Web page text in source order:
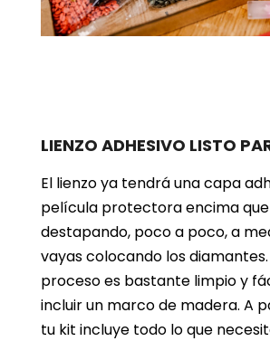
LIENZO ADHESIVO LISTO
El lienzo ya tendrá una capa
película protectora encima
destapando, poco a poco, a
vayas colocando los
proceso es bastante limpio y
incluir un marco de madera. A
tu kit incluye todo lo que